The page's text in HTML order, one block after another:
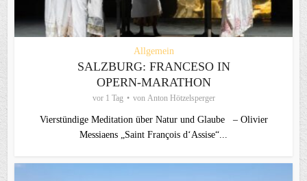
Allgemein
SALZBURG: FRANCESO IN
OPERN-MARATHON
vor 1 Tag von Anton Hötzelsperger
Vierstündige Meditation über Natur und Glaube – Olivier
Messiaens „Saint François d‘Assise“...